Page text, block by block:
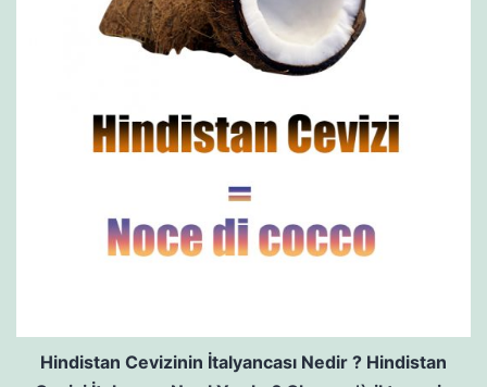
Hindistan Cevizinin İtalyancası Nedir ? Hindistan